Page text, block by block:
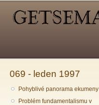
069 - leden 1997
Pohyblivé panorama ekumeny
Problém fundamentalismu v